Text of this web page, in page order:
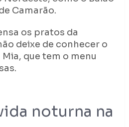
Camarão.
os pratos da
deixe de conhecer o
que tem o menu
noturna na